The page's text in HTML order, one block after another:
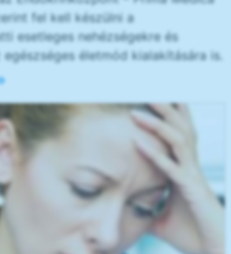
fel kell készülni a
esetleges nehézségekre és
életmód kialakítására is.